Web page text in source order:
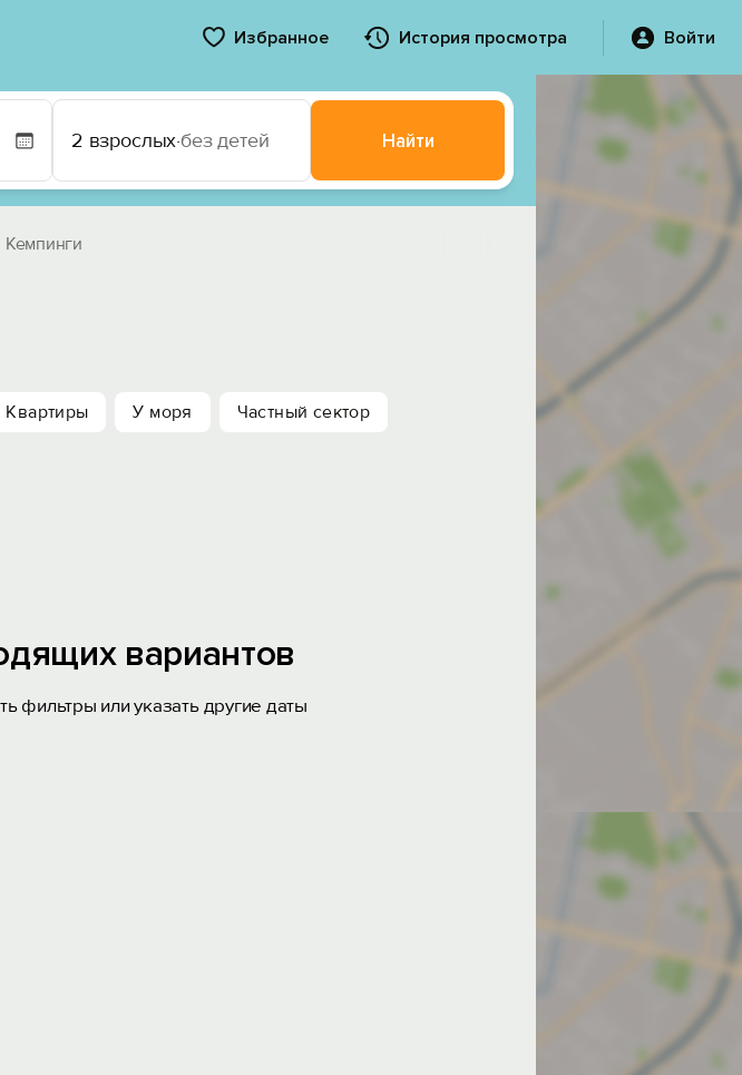
Избранное История просмотра Войти
2 взрослых·без детей Найти
Кемпинги
Квартиры У моря Частный сектор
вариантов
фильтры или указать другие даты